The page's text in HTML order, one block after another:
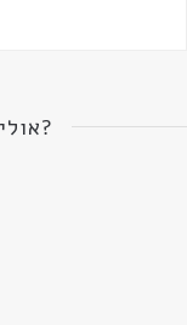
אולי נכיר קצת יותר לעומק?